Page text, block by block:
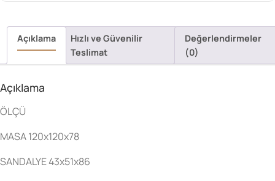
Açıklama
Hızlı ve Güvenilir
Teslimat
Değerlendirmeler
(0)
Açıklama
ÖLÇÜ
MASA 120x120x78
SANDALYE 43x51x86